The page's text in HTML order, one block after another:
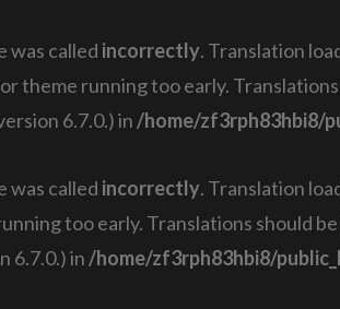
was called incorrectly. Translation
theme running too early.
6.7.0.) in /home/zf3rph83hbi8/
was called incorrectly. Translation
too early. Translations should
6.7.0.) in /home/zf3rph83hbi8/